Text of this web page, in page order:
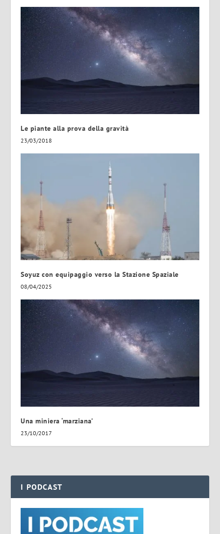
Le piante alla prova della gravità
23/03/2018
Soyuz con equipaggio verso la Stazione Spaziale
08/04/2025
Una miniera ‘marziana’
23/10/2017
I PODCAST